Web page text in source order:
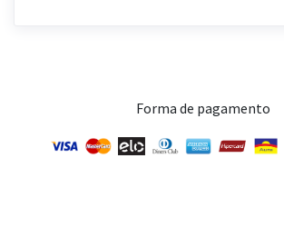
Forma de pagamento